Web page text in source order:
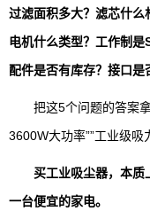
过滤面积多大？滤芯什么
电机什么类型？工作制是
配件是否有库存？接口是
把这5个问题的答案
3600W大功率””工业级吸
买工业吸尘器，本
一台便宜的家电。